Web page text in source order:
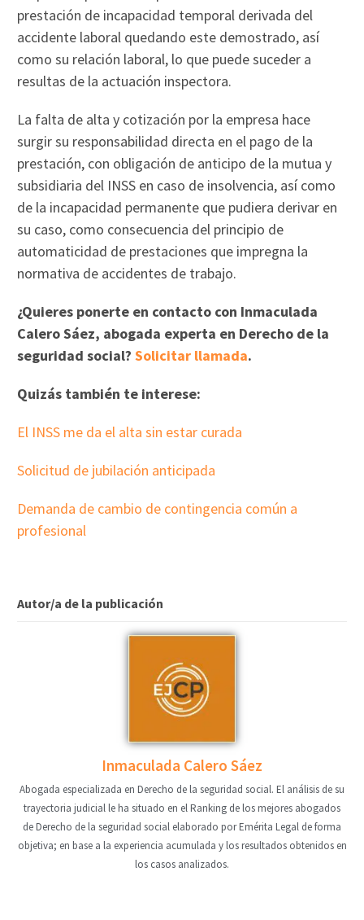
prestación de incapacidad temporal derivada del
accidente laboral quedando este demostrado, así
como su relación laboral, lo que puede suceder a
resultas de la actuación inspectora.
La falta de alta y cotización por la empresa hace
surgir su responsabilidad directa en el pago de la
prestación, con obligación de anticipo de la mutua y
subsidiaria del INSS en caso de insolvencia, así como
de la incapacidad permanente que pudiera derivar en
su caso, como consecuencia del principio de
automaticidad de prestaciones que impregna la
normativa de accidentes de trabajo.
¿Quieres ponerte en contacto con Inmaculada
Calero Sáez, abogada experta en Derecho de la
seguridad social?Solicitar llamada.
Quizás también te interese:
El INSS me da el alta sin estar curada
Solicitud de jubilación anticipada
Demanda de cambio de contingencia común a
profesional
Autor/a de la publicación
Inmaculada Calero Sáez
Abogada especializada en Derecho de la seguridad social. El análisis de su
trayectoria judicial le ha situado en el Ranking de los mejores abogados
de Derecho de la seguridad social elaborado por Emérita Legal de forma
objetiva; en base a la experiencia acumulada y los resultados obtenidos en
los casos analizados.